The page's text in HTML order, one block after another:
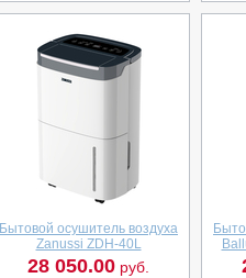
Бытовой осушитель воздуха
Zanussi ZDH-40L
28 050.00 руб.